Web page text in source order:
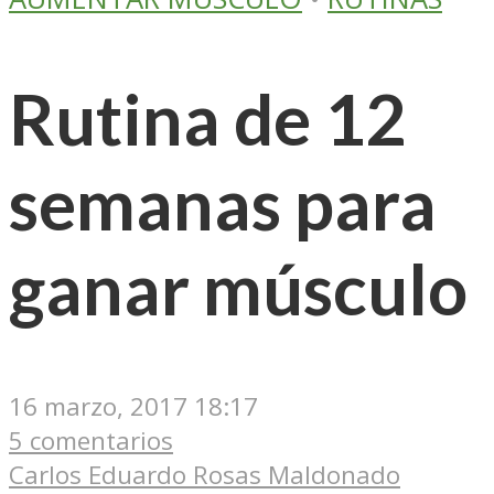
Rutina de 12
semanas para
ganar músculo
16 marzo, 2017 18:17
5 comentarios
Carlos Eduardo Rosas Maldonado